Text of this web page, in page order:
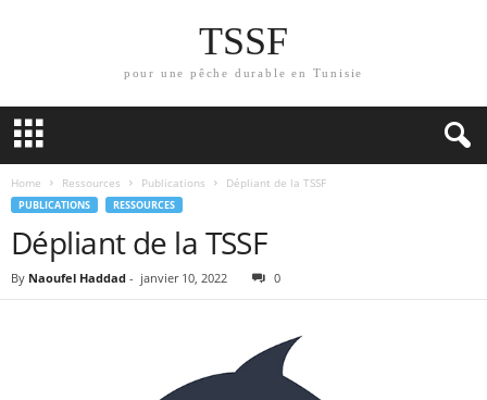
TSSF
pour une pêche durable en Tunisie
Home Ressources Publications Dépliant de la TSSF
PUBLICATIONS RESSOURCES
Dépliant de la TSSF
By Naoufel Haddad - janvier 10, 2022 0